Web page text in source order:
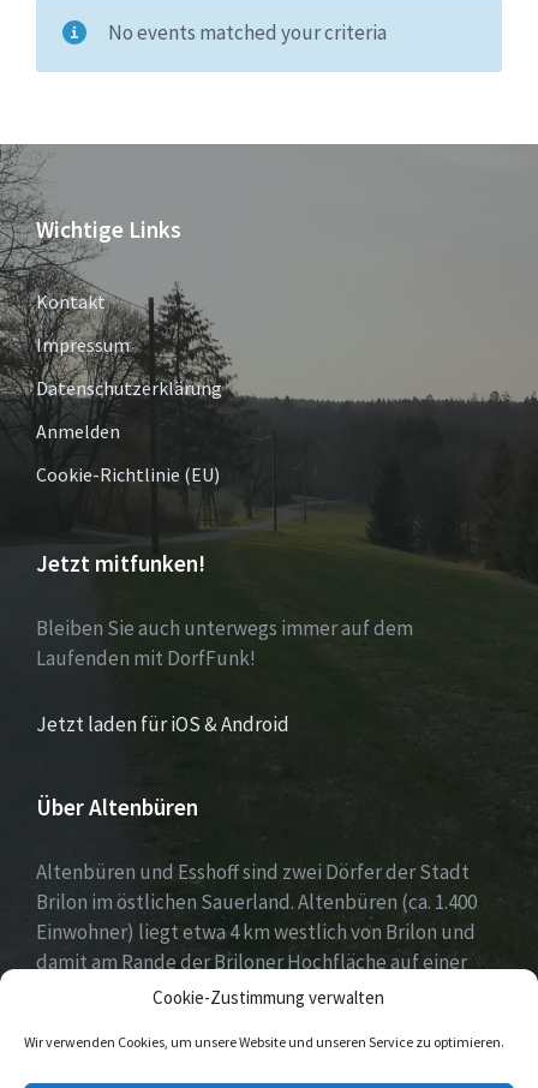
Cookie-Zustimmung verwalten
Wir verwenden Cookies, um unsere Website und unseren Service zu optimieren.
No events matched your criteria
Wichtige Links
Kontakt
Impressum
Datenschutzerklärung
Anmelden
Cookie-Richtlinie (EU)
Jetzt mitfunken!
Bleiben Sie auch unterwegs immer auf dem
Laufenden mit DorfFunk!
Jetzt laden für iOS & Android
Über Altenbüren
Altenbüren und Esshoff sind zwei Dörfer der Stadt
Brilon im östlichen Sauerland. Altenbüren (ca. 1.400
Einwohner) liegt etwa 4 km westlich von Brilon und
damit am Rande der Briloner Hochfläche auf einer
Höhe von etwa 464 m ü. NN. Esshoff (ca. 80 Einwohner)
Stadt Brilon und liegt 3 km nordwestlich von
Altenbüren. Beide Dörfer zeichnen sich durch ein sehr